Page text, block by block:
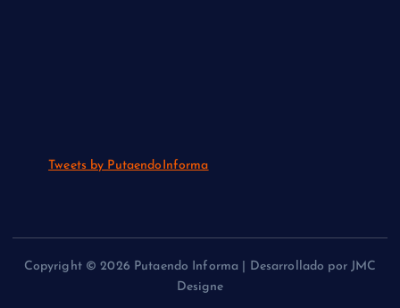
Tweets by PutaendoInforma
Copyright © 2026 Putaendo Informa | Desarrollado por JMC
Designe